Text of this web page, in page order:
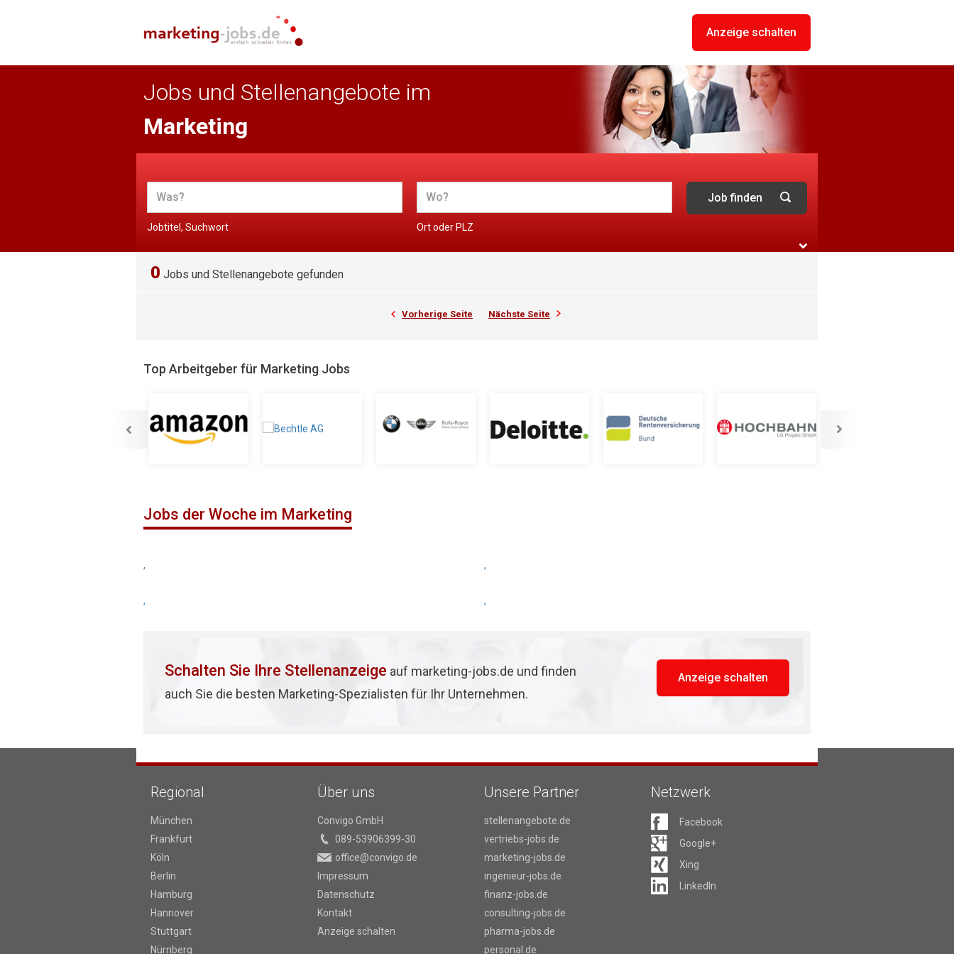
Anzeige schalten
Jobs und Stellenangebote im
Marketing
Jobtitel, Suchwort Ort oder PLZ
0 Jobs und Stellenangebote gefunden
Vorherige Seite Nächste Seite
Top Arbeitgeber für Marketing Jobs
Jobs der Woche im Marketing
, ,
, ,
Schalten Sie Ihre Stellenanzeige auf marketing-jobs.de und finden
auch Sie die besten Marketing-Spezialisten für Ihr Unternehmen.
Anzeige schalten
Regional
München
Frankfurt
Köln
Berlin
Hamburg
Hannover
Stuttgart
Nürnberg
Über uns
Convigo GmbH
089-53906399-30
office@convigo.de
Impressum
Datenschutz
Kontakt
Anzeige schalten
Unsere Partner
stellenangebote.de
vertriebs-jobs.de
marketing-jobs.de
ingenieur-jobs.de
finanz-jobs.de
consulting-jobs.de
pharma-jobs.de
personal.de
Netzwerk
Facebook
Google+
Xing
LinkedIn